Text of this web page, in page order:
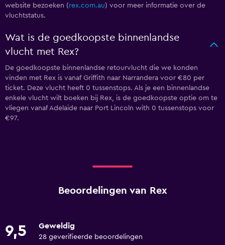
website bezoeken (rex.com.au) voor meer informatie over de
vluchtstatus.
Wat is de goedkoopste binnenlandse
vlucht met Rex?
De goedkoopste binnenlandse retourvlucht die we konden
vinden met Rex is vanaf Griffith naar Narrandera voor €80 per
ticket. Deze vlucht heeft 0 tussenstops. Als je een binnenlandse
enkele vlucht wilt boeken bij Rex, is de goedkoopste optie om te
vliegen vanaf Adelaide naar Port Lincoln with 0 tussenstops voor
€97.
Beoordelingen van Rex
9,5 Geweldig
28 geverifieerde beoordelingen